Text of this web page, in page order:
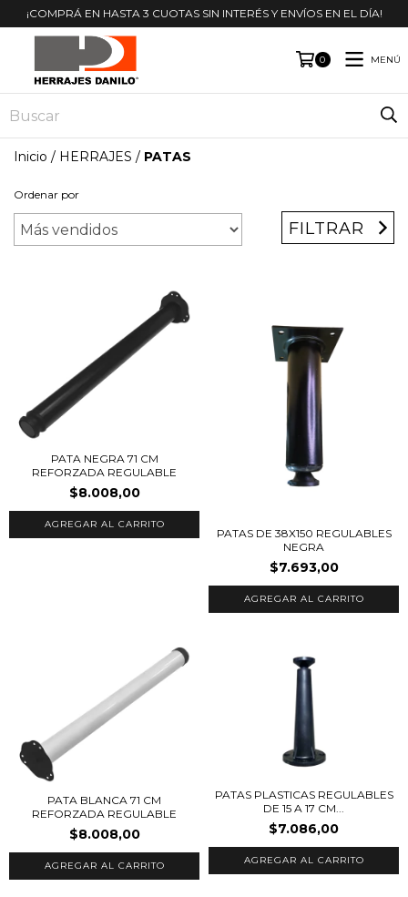
¡COMPRÁ EN HASTA 3 CUOTAS SIN INTERÉS Y ENVÍOS EN EL DÍA!
0 MENÚ
Inicio / HERRAJES / PATAS
Ordenar por
FILTRAR
PATA NEGRA 71 CM
REFORZADA REGULABLE
$8.008,00
PATAS DE 38X150 REGULABLES
NEGRA
$7.693,00
PATA BLANCA 71 CM
REFORZADA REGULABLE
$8.008,00
PATAS PLASTICAS REGULABLES
DE 15 A 17 CM...
$7.086,00